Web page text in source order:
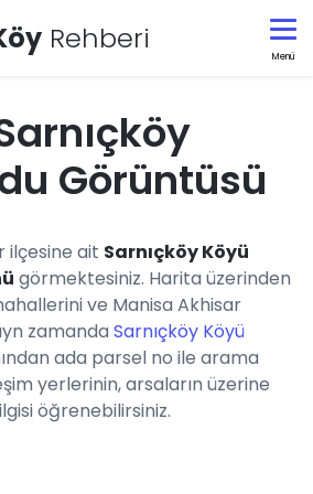
Rehberi
Menü
Görüntüsü
ilçesine ait Sarnıçköy Köyü
görmektesiniz. Harita üzerinden
ve Manisa Akhisar
zamanda Sarnıçköy Köyü
ada parsel no ile arama
yerlerinin, arsaların üzerine
öğrenebilirsiniz.